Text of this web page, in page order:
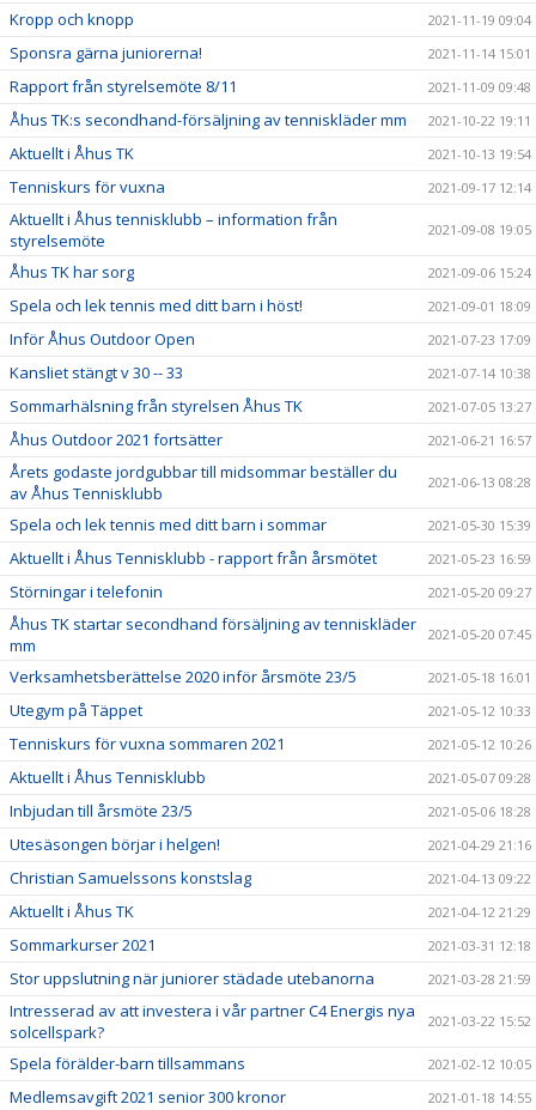
Kropp och knopp 2021-11-19 09:04
Sponsra gärna juniorerna! 2021-11-14 15:01
Rapport från styrelsemöte 8/11 2021-11-09 09:48
Åhus TK:s secondhand-försäljning av tenniskläder mm 2021-10-22 19:11
Aktuellt i Åhus TK 2021-10-13 19:54
Tenniskurs för vuxna 2021-09-17 12:14
Aktuellt i Åhus tennisklubb – information från
styrelsemöte
2021-09-08 19:05
Åhus TK har sorg 2021-09-06 15:24
Spela och lek tennis med ditt barn i höst! 2021-09-01 18:09
Inför Åhus Outdoor Open 2021-07-23 17:09
Kansliet stängt v 30 -- 33 2021-07-14 10:38
Sommarhälsning från styrelsen Åhus TK 2021-07-05 13:27
Åhus Outdoor 2021 fortsätter 2021-06-21 16:57
Årets godaste jordgubbar till midsommar beställer du
av Åhus Tennisklubb
2021-06-13 08:28
Spela och lek tennis med ditt barn i sommar 2021-05-30 15:39
Aktuellt i Åhus Tennisklubb - rapport från årsmötet 2021-05-23 16:59
Störningar i telefonin 2021-05-20 09:27
Åhus TK startar secondhand försäljning av tenniskläder
mm
2021-05-20 07:45
Verksamhetsberättelse 2020 inför årsmöte 23/5 2021-05-18 16:01
Utegym på Täppet 2021-05-12 10:33
Tenniskurs för vuxna sommaren 2021 2021-05-12 10:26
Aktuellt i Åhus Tennisklubb 2021-05-07 09:28
Inbjudan till årsmöte 23/5 2021-05-06 18:28
Utesäsongen börjar i helgen! 2021-04-29 21:16
Christian Samuelssons konstslag 2021-04-13 09:22
Aktuellt i Åhus TK 2021-04-12 21:29
Sommarkurser 2021 2021-03-31 12:18
Stor uppslutning när juniorer städade utebanorna 2021-03-28 21:59
Intresserad av att investera i vår partner C4 Energis nya
solcellspark?
2021-03-22 15:52
Spela förälder-barn tillsammans 2021-02-12 10:05
Medlemsavgift 2021 senior 300 kronor 2021-01-18 14:55